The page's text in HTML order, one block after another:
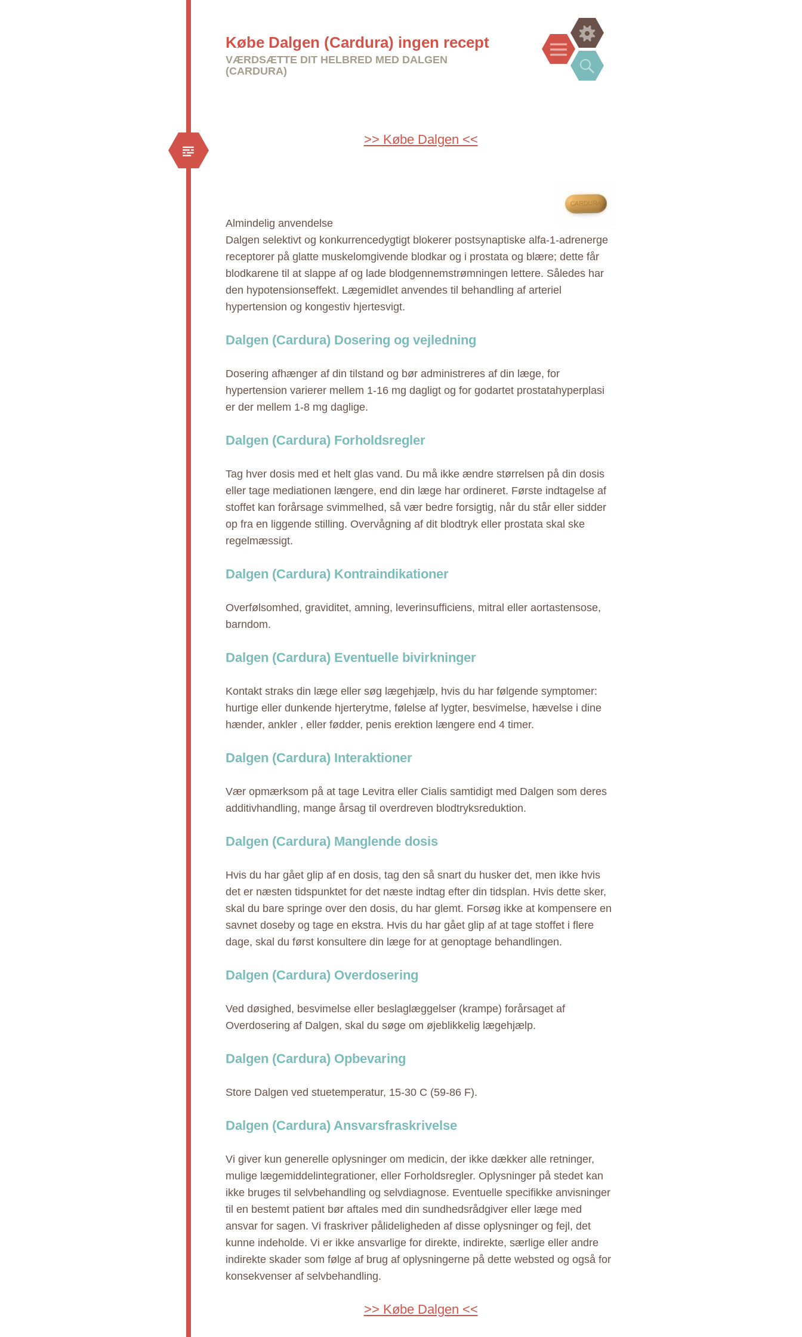
Købe Dalgen (Cardura) ingen recept
VÆRDSÆTTE DIT HELBRED MED DALGEN
(CARDURA)
Menu
Widgets
Search
>> Købe Dalgen <<
Almindelig anvendelse
Dalgen selektivt og konkurrencedygtigt blokerer postsynaptiske alfa-1-adrenerge
receptorer på glatte muskelomgivende blodkar og i prostata og blære; dette får
blodkarene til at slappe af og lade blodgennemstrømningen lettere. Således har
den hypotensionseffekt. Lægemidlet anvendes til behandling af arteriel
hypertension og kongestiv hjertesvigt.
Dalgen (Cardura) Dosering og vejledning
Dosering afhænger af din tilstand og bør administreres af din læge, for
hypertension varierer mellem 1-16 mg dagligt og for godartet prostatahyperplasi
er der mellem 1-8 mg daglige.
Dalgen (Cardura) Forholdsregler
Tag hver dosis med et helt glas vand. Du må ikke ændre størrelsen på din dosis
eller tage mediationen længere, end din læge har ordineret. Første indtagelse af
stoffet kan forårsage svimmelhed, så vær bedre forsigtig, når du står eller sidder
op fra en liggende stilling. Overvågning af dit blodtryk eller prostata skal ske
regelmæssigt.
Dalgen (Cardura) Kontraindikationer
Overfølsomhed, graviditet, amning, leverinsufficiens, mitral eller aortastensose,
barndom.
Dalgen (Cardura) Eventuelle bivirkninger
Kontakt straks din læge eller søg lægehjælp, hvis du har følgende symptomer:
hurtige eller dunkende hjerterytme, følelse af lygter, besvimelse, hævelse i dine
hænder, ankler , eller fødder, penis erektion længere end 4 timer.
Dalgen (Cardura) Interaktioner
Vær opmærksom på at tage Levitra eller Cialis samtidigt med Dalgen som deres
additivhandling, mange årsag til overdreven blodtryksreduktion.
Dalgen (Cardura) Manglende dosis
Hvis du har gået glip af en dosis, tag den så snart du husker det, men ikke hvis
det er næsten tidspunktet for det næste indtag efter din tidsplan. Hvis dette sker,
skal du bare springe over den dosis, du har glemt. Forsøg ikke at kompensere en
savnet doseby og tage en ekstra. Hvis du har gået glip af at tage stoffet i flere
dage, skal du først konsultere din læge for at genoptage behandlingen.
Dalgen (Cardura) Overdosering
Ved døsighed, besvimelse eller beslaglæggelser (krampe) forårsaget af
Overdosering af Dalgen, skal du søge om øjeblikkelig lægehjælp.
Dalgen (Cardura) Opbevaring
Store Dalgen ved stuetemperatur, 15-30 C (59-86 F).
Dalgen (Cardura) Ansvarsfraskrivelse
Vi giver kun generelle oplysninger om medicin, der ikke dækker alle retninger,
mulige lægemiddelintegrationer, eller Forholdsregler. Oplysninger på stedet kan
ikke bruges til selvbehandling og selvdiagnose. Eventuelle specifikke anvisninger
til en bestemt patient bør aftales med din sundhedsrådgiver eller læge med
ansvar for sagen. Vi fraskriver pålideligheden af disse oplysninger og fejl, det
kunne indeholde. Vi er ikke ansvarlige for direkte, indirekte, særlige eller andre
indirekte skader som følge af brug af oplysningerne på dette websted og også for
konsekvenser af selvbehandling.
>> Købe Dalgen <<